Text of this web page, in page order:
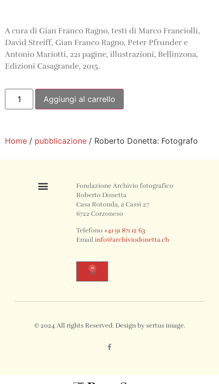
A cura di Gian Franco Ragno, testi di Marco Franciolli,
David Streiff, Gian Franco Ragno, Peter Pfrunder e
Antonio Mariotti, 221 pagine, illustrazioni, Bellinzona,
Edizioni Casagrande, 2015.
Aggiungi al carrello
Home / pubblicazione / Roberto Donetta: Fotografo
Fondazione Archivio fotografico
Roberto Donetta
Casa Rotonda, a Cassì 27
6722 Corzoneso
Telefono+41 91 871 12 63
Emailinfo@archiviodonetta.ch
0
© 2024 All rights Reserved. Design by sertus image.